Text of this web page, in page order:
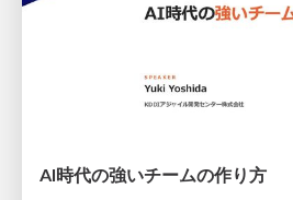
AI時代の強いチームの作り方